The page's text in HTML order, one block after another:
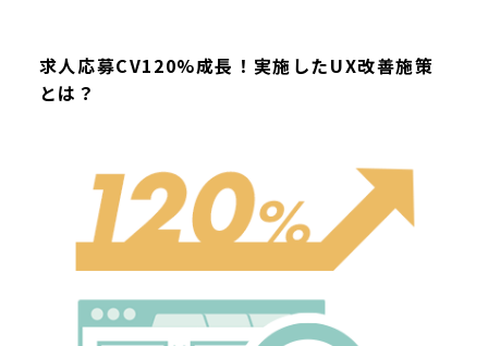
求人応募CV120%成長！実施したUX改善施策
とは？